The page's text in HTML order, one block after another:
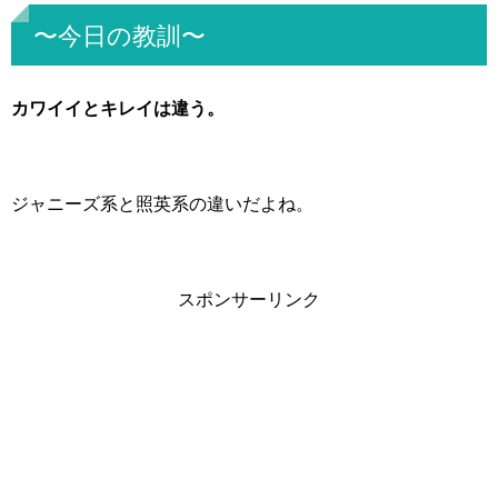
〜今日の教訓〜
カワイイとキレイは違う。
ジャニーズ系と照英系の違いだよね。
スポンサーリンク